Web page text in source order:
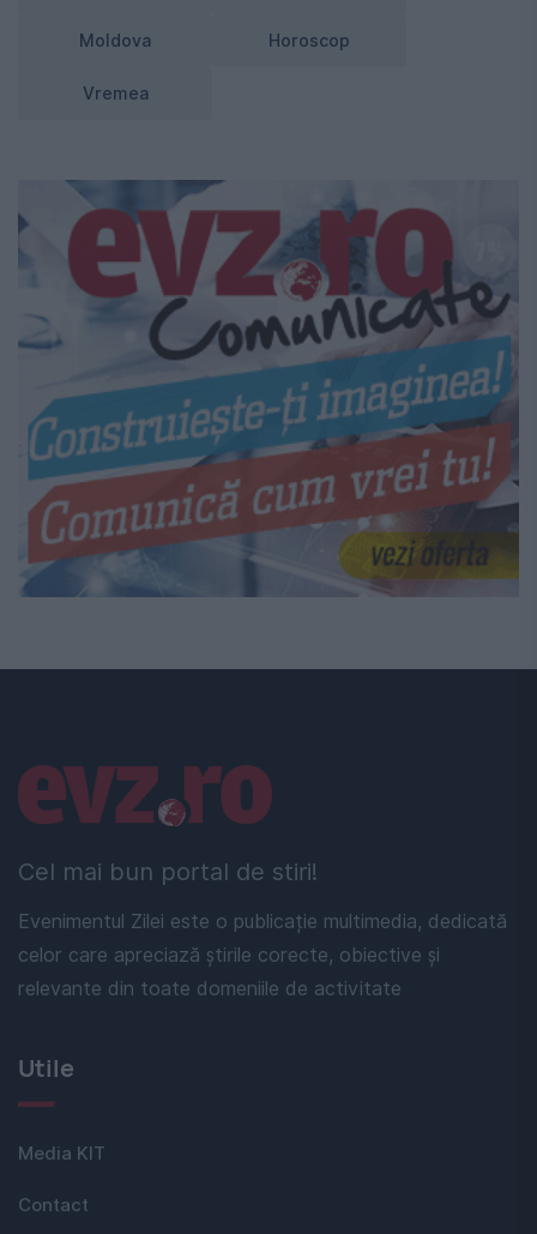
Moldova Horoscop
Vremea
Cel mai bun portal de stiri!
Evenimentul Zilei este o publicație multimedia, dedicată
celor care apreciază știrile corecte, obiective și
relevante din toate domeniile de activitate
Linkuri utile
Utile
Media KIT
Contact